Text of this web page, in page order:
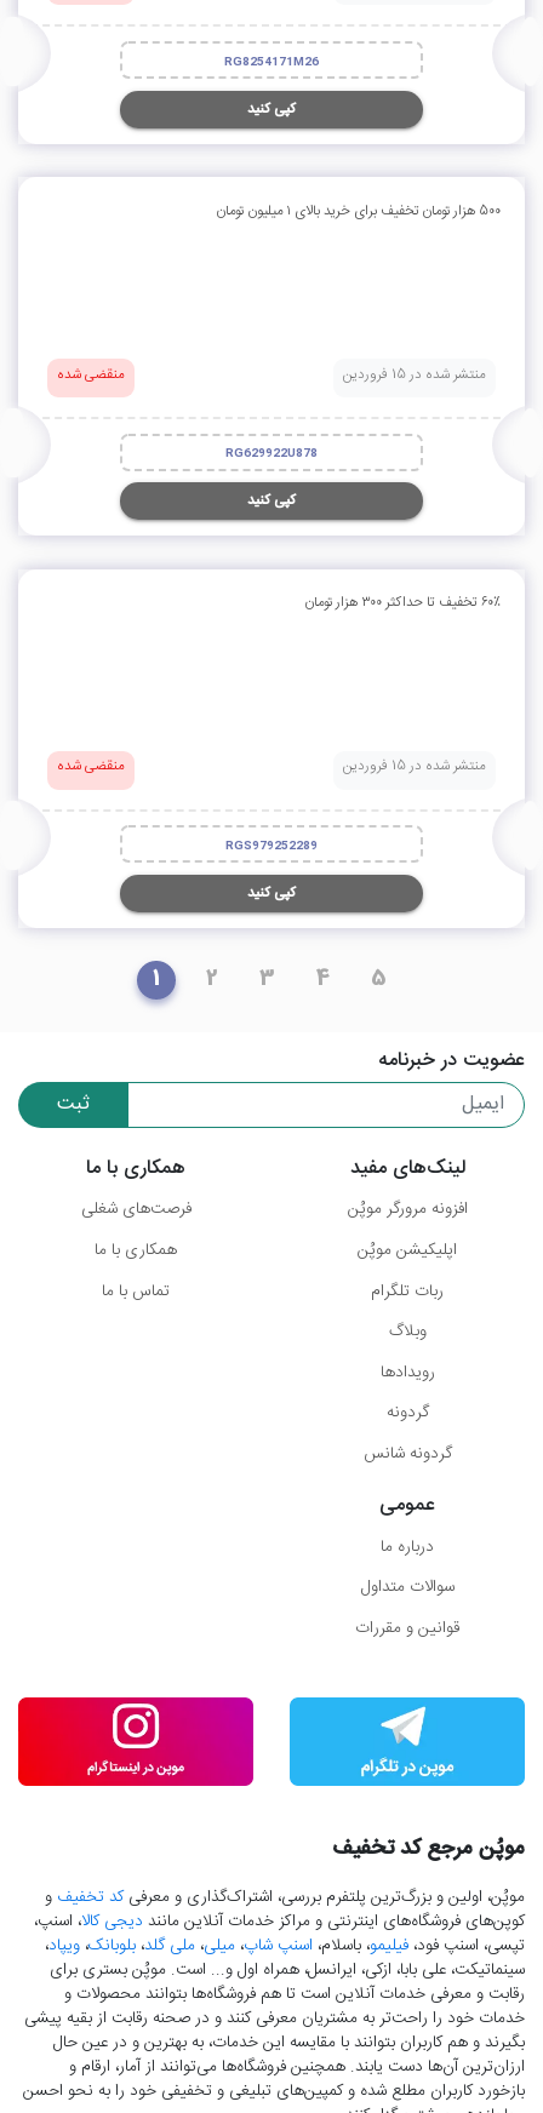
RG8254171M26
کپی کنید
5۰۰ هزار تومان تخفیف برای خرید بالای ۱ میلیون تومان
منتشر شده در 15 فروردین منقضی شده
RG629922U878
کپی کنید
۶۰٪ تخفیف تا حداکثر ۳۰۰ هزار تومان
منتشر شده در 15 فروردین منقضی شده
RGS979252289
کپی کنید
1 2 3 4 5
عضویت در خبرنامه
ثبت
لینک‌های مفید
افزونه مرورگر موپُن
اپلیکیشن موپُن
ربات تلگرام
وبلاگ
رویدادها
گردونه
گردونه شانس
همکاری با ما
فرصت‌های شغلی
همکاری با ما
تماس با ما
عمومی
درباره ما
سوالات متداول
قوانین و مقررات
موپُن مرجع کد تخفیف
موپُن، اولین و بزرگ‌ترین پلتفرم بررسی، اشتراک‌گذاری و معرفیکد تخفیف و
کوپن‌های فروشگاه‌های اینترنتی و مراکز خدمات آنلاین مانند دیجی کالا، اسنپ،
تپسی، اسنپ فود، فیلیمو، باسلام، اسنپ شاپ، میلی، ملی گلد، بلوبانک، ویپاد،
سینماتیکت، علی بابا، ازکی، ایرانسل، همراه اول و... است. موپُن بستری برای
رقابت و معرفی خدمات آنلاین است تا هم فروشگاه‌ها بتوانند محصولات و
خدمات خود را راحت‌تر به مشتریان معرفی کنند و در صحنه رقابت از بقیه پیشی
بگیرند و هم کاربران بتوانند با مقایسه این خدمات، به بهترین و در عین حال
ارزان‌ترین آن‌ها دست‌ یابند. همچنین فروشگاه‌ها می‌توانند از آمار، ارقام و
بازخورد کاربران مطلع شده و کمپین‌های تبلیغی و تخفیفی خود را به نحو احسن